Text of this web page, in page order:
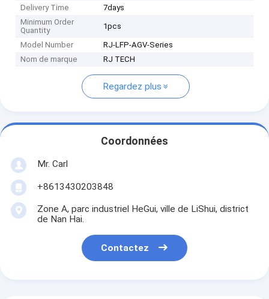
Delivery Time
7days
Minimum Order
Quantity
1pcs
Model Number
RJ-LFP-AGV-Series
Nom de marque
RJ TECH
Regardez plus
Coordonnées
Mr. Carl
+8613430203848
Zone A, parc industriel HeGui, ville de LiShui, district
de Nan Hai.
Contactez